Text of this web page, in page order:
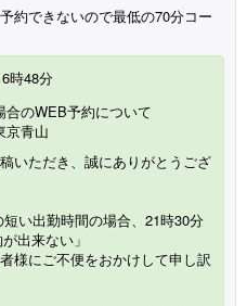
約できないので最低の70分コー
時48分
合のWEB予約について
京青山
いただき、誠にありがとうござ
短い出勤時間の場合、21時30分
出来ない」
様にご不便をおかけして申し訳